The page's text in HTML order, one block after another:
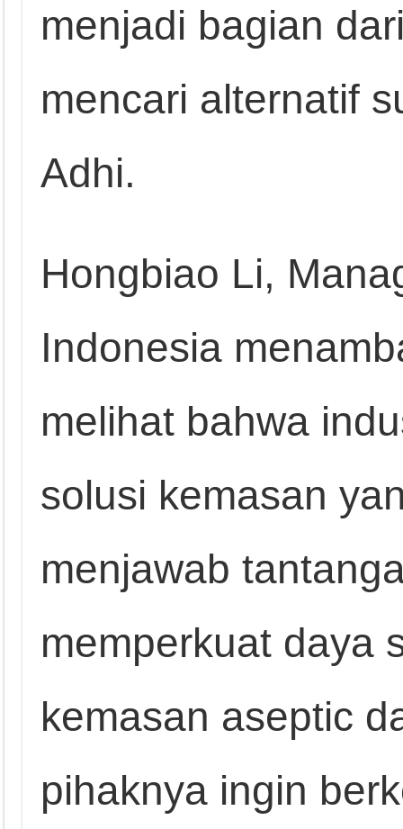
menjadi bagian
mencari alternatif
Adhi.
Hongbiao Li,
Indonesia
melihat bahwa
solusi kemasan
menjawab
memperkuat daya
kemasan aseptic
pihaknya ingin